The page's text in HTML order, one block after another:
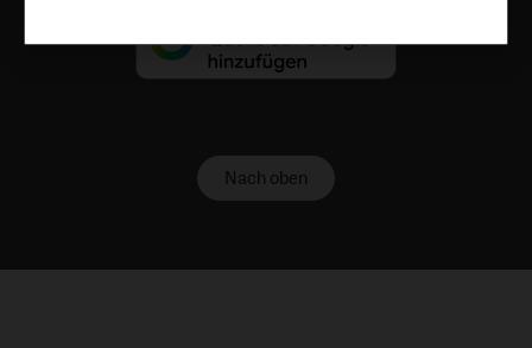
Nach oben